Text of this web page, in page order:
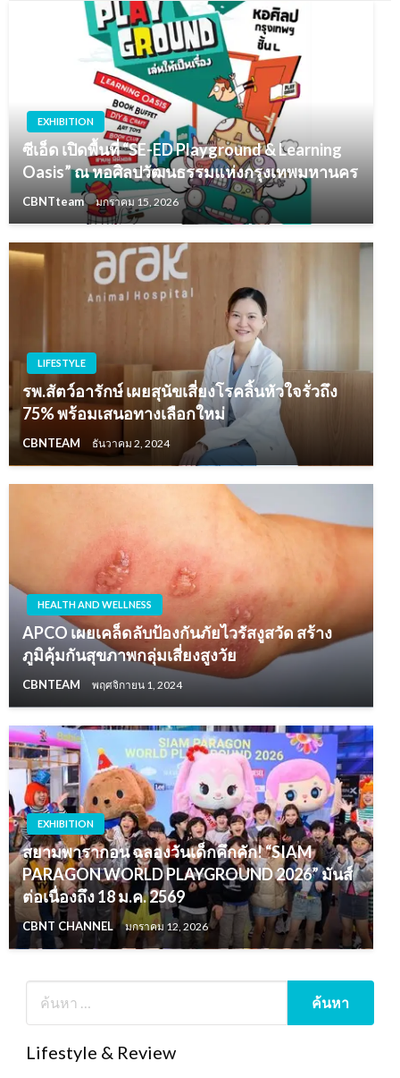
EXHIBITION
ซีเอ็ด เปิดพื้นที่ “SE-ED Playground & Learning
Oasis” ณ หอศิลปวัฒนธรรมแห่งกรุงเทพมหานคร
CBNTteam มกราคม 15, 2026
LIFESTYLE
รพ.สัตว์อารักษ์ เผยสุนัขเสี่ยงโรคลิ้นหัวใจรั่วถึง
75% พร้อมเสนอทางเลือกใหม่
CBNTEAM ธันวาคม 2, 2024
HEALTH AND WELLNESS
APCO เผยเคล็ดลับป้องกันภัยไวรัสงูสวัด สร้าง
ภูมิคุ้มกันสุขภาพกลุ่มเสี่ยงสูงวัย
CBNTEAM พฤศจิกายน 1, 2024
EXHIBITION
สยามพารากอน ฉลองวันเด็กคึกคัก! “SIAM
PARAGON WORLD PLAYGROUND 2026” มันส์
ต่อเนื่องถึง 18 ม.ค. 2569
CBNT CHANNEL มกราคม 12, 2026
Lifestyle & Review